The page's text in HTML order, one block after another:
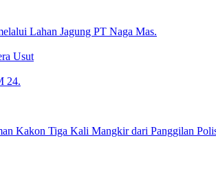
Lahan Jagung PT Naga Mas.
Usut
24.
Kakon Tiga Kali Mangkir dari Panggilan